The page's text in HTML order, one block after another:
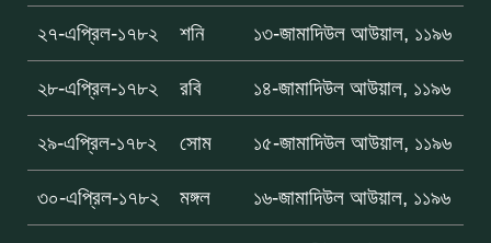
২৭-এপ্রিল-১৭৮২ শনি ১৩-জামাদিউল আউয়াল, ১১৯৬
২৮-এপ্রিল-১৭৮২ রবি ১৪-জামাদিউল আউয়াল, ১১৯৬
২৯-এপ্রিল-১৭৮২ সোম ১৫-জামাদিউল আউয়াল, ১১৯৬
৩০-এপ্রিল-১৭৮২ মঙ্গল ১৬-জামাদিউল আউয়াল, ১১৯৬